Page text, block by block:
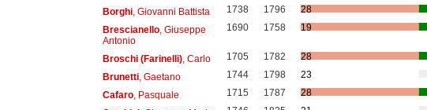
Borghi, Giovanni Battista 1738 1796
28
Brescianello, Giuseppe
Antonio
1690 1758 19
Broschi (Farinelli), Carlo 1705 1782
28
Brunetti, Gaetano 1744 1798
23
Cafaro, Pasquale 1715 1787
28